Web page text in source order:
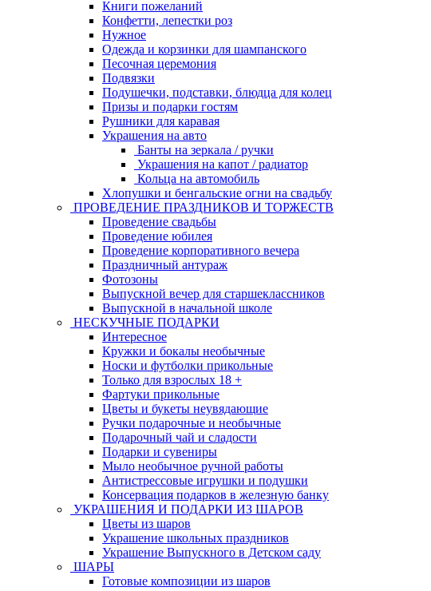
Книги пожеланий
Конфетти, лепестки роз
Нужное
Одежда и корзинки для шампанского
Песочная церемония
Подвязки
Подушечки, подставки, блюдца для колец
Призы и подарки гостям
Рушники для каравая
Украшения на авто
Банты на зеркала / ручки
Украшения на капот / радиатор
Кольца на автомобиль
Хлопушки и бенгальские огни на свадьбу
ПРОВЕДЕНИЕ ПРАЗДНИКОВ И ТОРЖЕСТВ
Проведение свадьбы
Проведение юбилея
Проведение корпоративного вечера
Праздничный антураж
Фотозоны
Выпускной вечер для старшеклассников
Выпускной в начальной школе
НЕСКУЧНЫЕ ПОДАРКИ
Интересное
Кружки и бокалы необычные
Носки и футболки прикольные
Только для взрослых 18 +
Фартуки прикольные
Цветы и букеты неувядающие
Ручки подарочные и необычные
Подарочный чай и сладости
Подарки и сувениры
Мыло необычное ручной работы
Антистрессовые игрушки и подушки
Консервация подарков в железную банку
УКРАШЕНИЯ И ПОДАРКИ ИЗ ШАРОВ
Цветы из шаров
Украшение школьных праздников
Украшение Выпускного в Детском саду
ШАРЫ
Готовые композиции из шаров